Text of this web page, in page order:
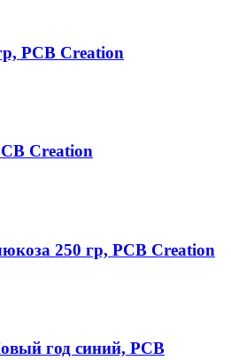
PCB Creation
Creation
250 гр, PCB Creation
год синий, PCB